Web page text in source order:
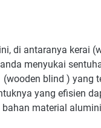
di antaranya kerai
menyukai
blind ) yang
yang efisien
material